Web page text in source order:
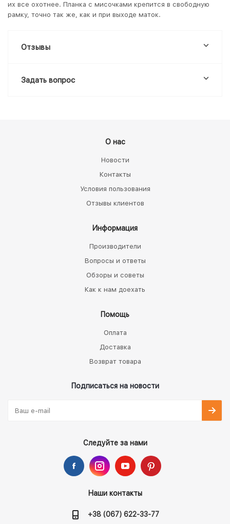
их все охотнее. Планка с мисочками крепится в свободную
рамку, точно так же, как и при выходе маток.
Отзывы
Задать вопрос
О нас
Новости
Контакты
Условия пользования
Отзывы клиентов
Информация
Производители
Вопросы и ответы
Обзоры и советы
Как к нам доехать
Помощь
Оплата
Доставка
Возврат товара
Подписаться на новости
Следуйте за нами
Наши контакты
+38 (067) 622-33-77